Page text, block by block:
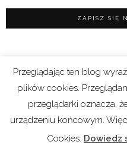
Regulamin sklepu |
|
Copyright 2021 ©
Przeglądając ten blog
plików cookies.
przeglądarki oznacza,
urządzeniu końcowym.
Cookies. Dowiedz